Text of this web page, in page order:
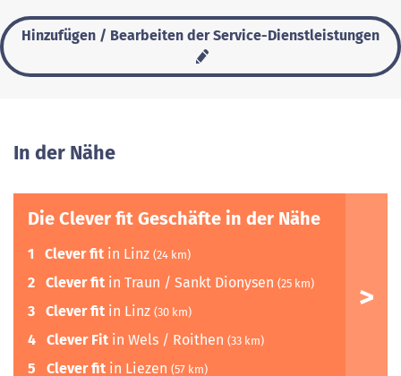
Hinzufügen / Bearbeiten der Service-Dienstleistungen
In der Nähe
Die Clever fit Geschäfte in der Nähe
1 Clever fit in Linz (24 km)
2 Clever fit in Traun / Sankt Dionysen (25 km)
3 Clever fit in Linz (30 km)
4 Clever Fit in Wels / Roithen (33 km)
5 Clever fit in Liezen (57 km)